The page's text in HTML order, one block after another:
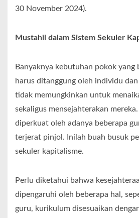
30 November 2024).
Mustahil dalam Sistem Sekuler
Banyaknya kebutuhan pokok yang
harus ditanggung oleh individu
tidak memungkinkan untuk
sekaligus mensejahterakan
diperkuat oleh adanya beberapa
terjerat pinjol. Inilah buah busuk
sekuler kapitalisme.
Perlu diketahui bahwa
dipengaruhi oleh beberapa hal,
guru, kurikulum disesuaikan